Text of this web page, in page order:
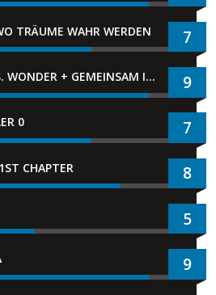
TRÄUME WAHR WERDEN 7
SUPER MARIO BROS. WONDER + GEMEINSAM IM BELLABEL-PARK 9
0 7
CHAPTER 8
5
9